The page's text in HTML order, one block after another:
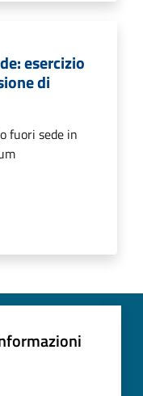
esercizio
di
fuori sede in